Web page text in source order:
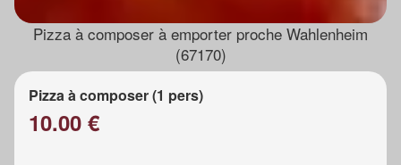
Pizza à composer à emporter proche Wahlenheim
(67170)
Pizza à composer (1 pers)
10.00 €